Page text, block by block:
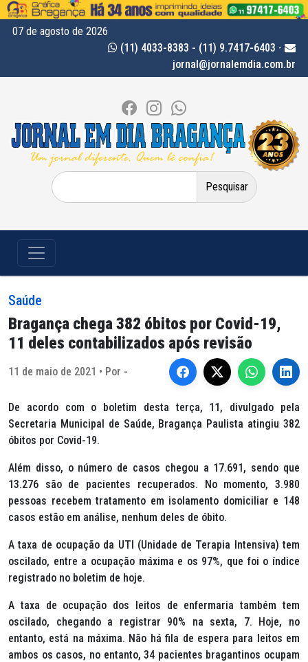
07 de agosto de 2026
(11) 4033-8383 - (11) 9.7417-6403 -
jornal@jornalemdia.com.br
Pesquisar
por:
Saúde
Bragança chega 382 óbitos por Covid-19,
11 deles contabilizados após revisão
11 de maio de 2021 • Por -
De acordo com o boletim desta terça, 11, divulgado pela
Secretaria Municipal de Saúde, Bragança Paulista atingiu 382
óbitos por Covid-19.
Além disso, o número de casos chegou a 17.691, sendo que
13.276 são de pacientes recuperados. No momento, 3.980
pessoas recebem tratamento em isolamento domiciliar e 148
casos estão em análise, nenhum deles de óbito.
A taxa de ocupação da UTI (Unidade de Terapia Intensiva) tem
oscilado, entre a ocupação máxima e os 97%, que foi o índice
registrado no boletim de hoje.
A taxa de ocupação dos leitos de enfermaria também tem
oscilado, chegando a registrar 90% na sexta, 7. Hoje, no
entanto, está na máxima. Não há fila de espera para leitos em
ambos os casos, no entanto, 34 pacientes bragantinos ocupam